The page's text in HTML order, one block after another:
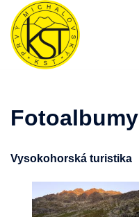
Preskočiť
obsah
Fotoalbumy
Vysokohorská turistika